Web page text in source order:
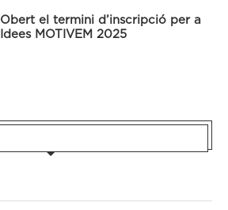
Obert el termini d’inscripció per a
Idees MOTIVEM 2025